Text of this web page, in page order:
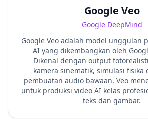
Google Veo
Google DeepMind
Google Veo adalah model unggulan
AI yang dikembangkan oleh
Dikenal dengan output
kamera sinematik, simulasi fisika
pembuatan audio bawaan, Veo
untuk produksi video AI kelas
teks dan gambar.